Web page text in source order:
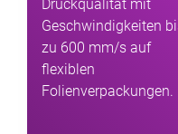
Druckqualität mit
Geschwindigkeiten
zu 600 mm/s auf
flexiblen
Folienverpackungen.